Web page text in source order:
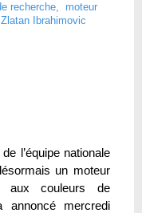
recherche, moteur
Zlatan Ibrahimovic
l’équipe nationale
un moteur
couleurs de
mercredi